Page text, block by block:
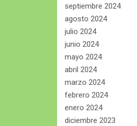
septiembre 2024
agosto 2024
julio 2024
junio 2024
mayo 2024
abril 2024
marzo 2024
febrero 2024
enero 2024
diciembre 2023